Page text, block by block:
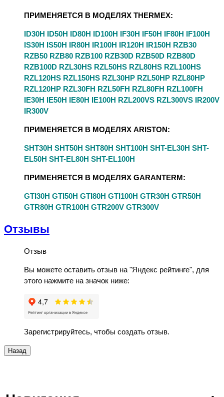
ПРИМЕНЯЕТСЯ В МОДЕЛЯХ THERMEX:
ID30H ID50H ID80H ID100H IF30H IF50H IF80H IF100H
IS30H IS50H IR80H IR100H IR120H IR150H RZB30
RZB50 RZB80 RZB100 RZB30D RZB50D RZB80D
RZB100D RZL30HS RZL50HS RZL80HS RZL100HS
RZL120HS RZL150HS RZL30HP RZL50HP RZL80HP
RZL120HP RZL30FH RZL50FH RZL80FH RZL100FH
IE30H IE50H IE80H IE100H RZL200VS RZL300VS IR200V
IR300V
ПРИМЕНЯЕТСЯ В МОДЕЛЯХ ARISTON:
SHT30H SHT50H SHT80H SHT100H SHT-EL30H SHT-
EL50H SHT-EL80H SHT-EL100H
ПРИМЕНЯЕТСЯ В МОДЕЛЯХ GARANTERM:
GTI30H GTI50H GTI80H GTI100H GTR30H GTR50H
GTR80H GTR100H GTR200V GTR300V
Отзывы
Отзыв
Вы можете оставить отзыв на "Яндекс рейтинге", для
этого нажмите на значок ниже:
Зарегистрируйтесь, чтобы создать отзыв.